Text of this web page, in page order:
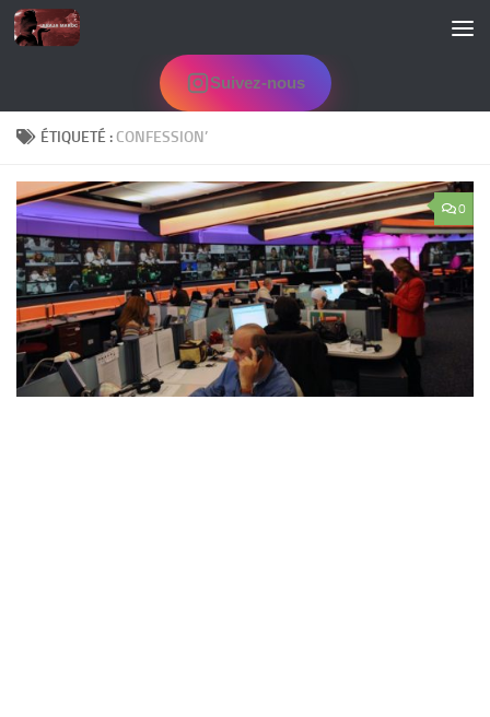
Skip to content
Suivez-nous
ÉTIQUETÉ : CONFESSION’
0